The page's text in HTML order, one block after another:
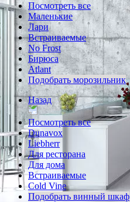
Посмотреть все
Маленькие
Лари
Встраиваемые
No Frost
Бирюса
Atlant
Подобрать морозильник
Назад
Посмотреть все
Dunavox
Liebherr
Для ресторана
Для дома
Встраиваемые
Cold Vine
Подобрать винный шкаф